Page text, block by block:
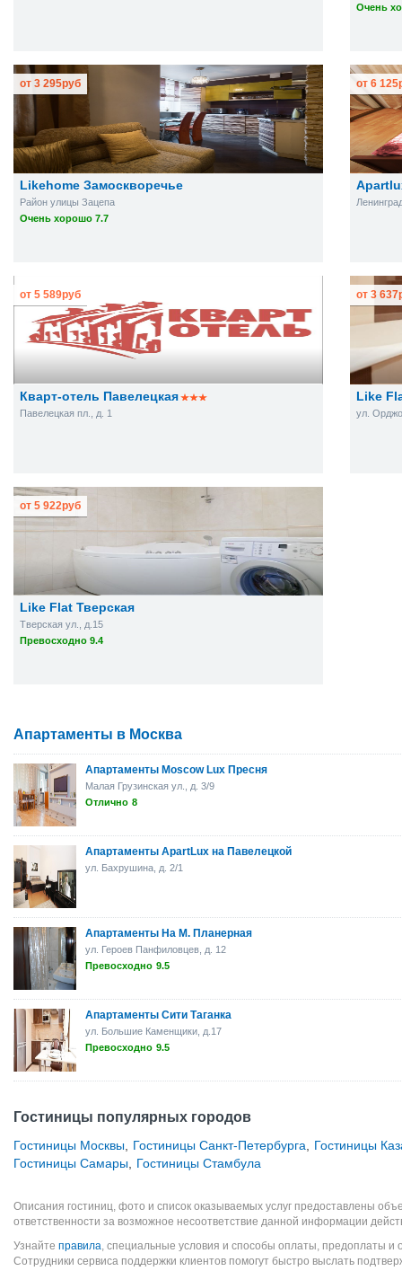
Очень
Likehome Замоскворечье
Район улицы Зацепа
Очень хорошо 7.7
от 3 295руб от 6 125
Кварт-отель Павелецкая
Павелецкая пл., д. 1
от 5 589руб
Like
ул.
от 3 637
Like Flat Тверская
Тверская ул., д.15
Превосходно 9.4
от 5 922руб
Апартаменты в Москва
Апартаменты Moscow Lux Пресня
Малая Грузинская ул., д. 3/9
Отлично 8
Апартаменты ApartLux на Павелецкой
ул. Бахрушина, д. 2/1
Апартаменты На М. Планерная
ул. Героев Панфиловцев, д. 12
Превосходно 9.5
Апартаменты Сити Таганка
ул. Большие Каменщики, д.17
Превосходно 9.5
Гостиницы популярных городов
Гостиницы Москвы Гостиницы Санкт-Петербурга
Гостиницы
Гостиницы Самары
Гостиницы Стамбула
Описания гостиниц, фото и список оказываемых услуг предоставлены
ответственности за возможное несоответствие данной информации
Узнайте правила, специальные условия и способы оплаты, предоплаты и
Сотрудники сервиса поддержки клиентов помогут быстро выслать